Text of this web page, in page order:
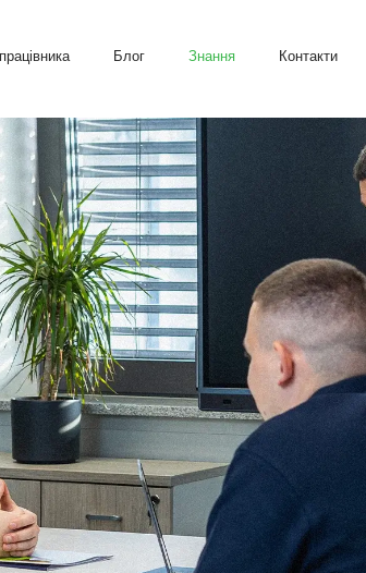
Блог Знання Контакти